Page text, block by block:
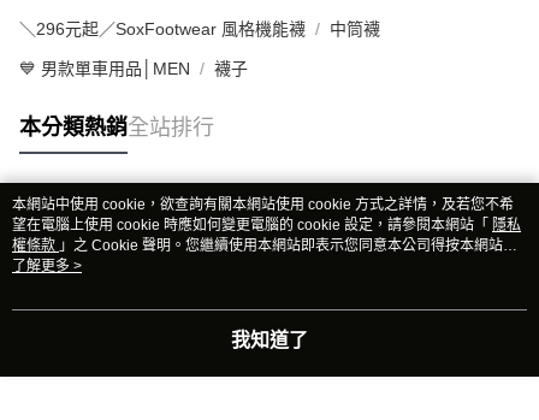
＼296元起／SoxFootwear 風格機能襪 中筒襪
💙 男款單車用品│MEN 襪子
本分類熱銷全站排行
熱門標籤
本網站中使用 cookie，欲查詢有關本網站使用 cookie 方式之詳情，及若您不希
望在電腦上使用 cookie 時應如何變更電腦的 cookie 設定，請參閱本網站「 隱私
權條款 」之 Cookie 聲明。您繼續使用本網站即表示您同意本公司得按本網站使
用條款之 Cookie 聲明使用 cookie。
了解更多 >
我知道了